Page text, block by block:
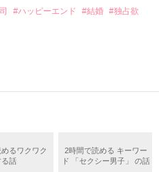
です＊
#ハッピーエンド #結婚 #独占欲
。
がいるのだが、後輩の姫原由
鹿にされ、一人こっそり泣い
るワクワク
る話
2時間で読める キーワー
ド 「セクシー男子」 の話